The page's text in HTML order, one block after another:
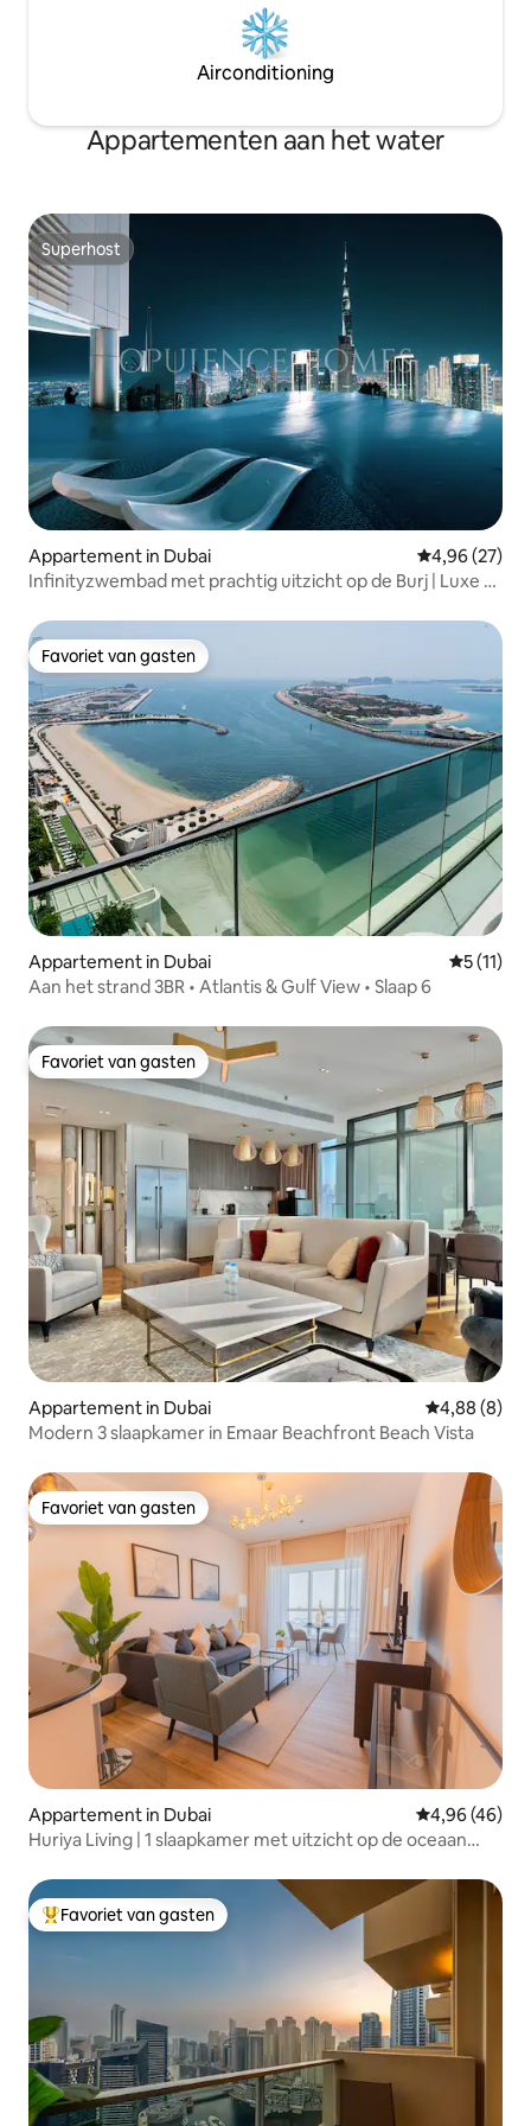
Airconditioning
Appartementen aan het water
Superhost
Superhost
Appartement in Dubai Gemiddelde
4,96 (27)
Infinityzwembad met prachtig uitzicht op de Burj | Luxe 1-
Favoriet van gasten
Favoriet van gasten
Appartement in Dubai
5 (11)
Aan het strand 3BR • Atlantis & Gulf View • Slaap 6
Favoriet van gasten
Favoriet van gasten
Appartement in Dubai Gemiddelde
4,88 (8)
Modern 3 slaapkamer in Emaar Beachfront Beach Vista
Favoriet van gasten
Favoriet van gasten
Appartement in Dubai Gemiddelde
4,96 (46)
Huriya Living | 1 slaapkamer met uitzicht op de oceaan
Topfavoriet van gasten
Favoriet van gasten